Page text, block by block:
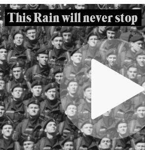
This Rain will never stop